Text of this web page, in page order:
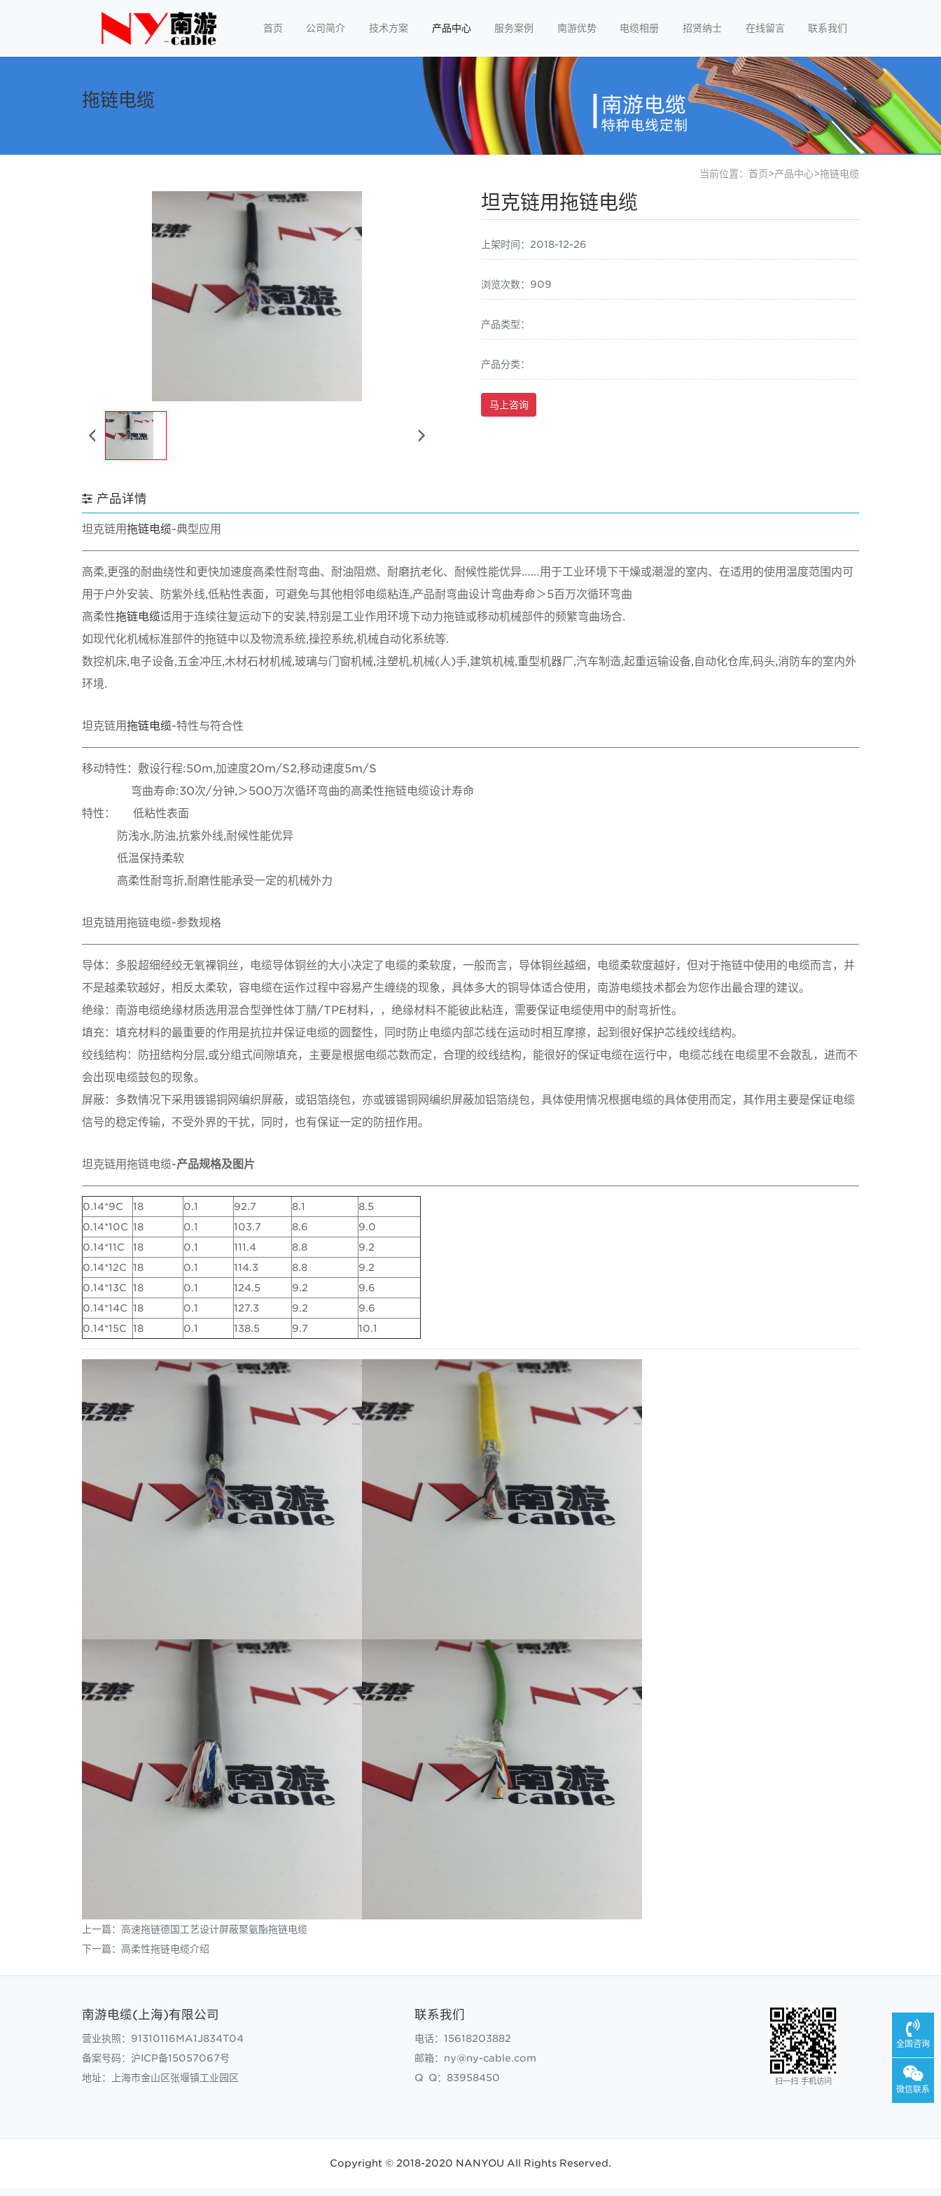
首页 公司简介 技术方案 产品中心 服务案例 南游优势 电缆相册 招贤纳士 在线留言 联系我们
拖链电缆
当前位置： 首页>产品中心>拖链电缆
坦克链用拖链电缆
上架时间：2018-12-26
浏览次数：909
产品类型：
产品分类：
马上咨询
产品详情
坦克链用拖链电缆-典型应用
高柔,更强的耐曲绕性和更快加速度高柔性耐弯曲、耐油阻燃、耐磨抗老化、耐候性能优异……用于工业环境下干燥或潮湿的室内、在适用的使用温度范围内可
用于户外安装、防紫外线,低粘性表面，可避免与其他相邻电缆粘连,产品耐弯曲设计弯曲寿命＞5百万次循环弯曲
高柔性拖链电缆适用于连续往复运动下的安装,特别是工业作用环境下动力拖链或移动机械部件的频繁弯曲场合.
如现代化机械标准部件的拖链中以及物流系统,操控系统,机械自动化系统等.
数控机床,电子设备,五金冲压,木材石材机械,玻璃与门窗机械,注塑机,机械(人)手,建筑机械,重型机器厂,汽车制造,起重运输设备,自动化仓库,码头,消防车的室内外
环境.
坦克链用拖链电缆-特性与符合性
移动特性：敷设行程:50m,加速度20m/S2,移动速度5m/S
弯曲寿命:30次/分钟,＞500万次循环弯曲的高柔性拖链电缆设计寿命
特性： 低粘性表面
防浅水,防油,抗紫外线,耐候性能优异
低温保持柔软
高柔性耐弯折,耐磨性能承受一定的机械外力
坦克链用拖链电缆-参数规格
导体：多股超细经绞无氧裸铜丝，电缆导体铜丝的大小决定了电缆的柔软度，一般而言，导体铜丝越细，电缆柔软度越好，但对于拖链中使用的电缆而言，并
不是越柔软越好，相反太柔软，容电缆在运作过程中容易产生缠绕的现象，具体多大的铜导体适合使用，南游电缆技术都会为您作出最合理的建议。
绝缘：南游电缆绝缘材质选用混合型弹性体丁腈/TPE材料，，绝缘材料不能彼此粘连，需要保证电缆使用中的耐弯折性。
填充：填充材料的最重要的作用是抗拉并保证电缆的圆整性，同时防止电缆内部芯线在运动时相互摩擦，起到很好保护芯线绞线结构。
绞线结构：防扭结构分层,或分组式间隙填充，主要是根据电缆芯数而定，合理的绞线结构，能很好的保证电缆在运行中，电缆芯线在电缆里不会散乱，进而不
会出现电缆鼓包的现象。
屏蔽：多数情况下采用镀锡铜网编织屏蔽，或铝箔绕包，亦或镀锡铜网编织屏蔽加铝箔绕包，具体使用情况根据电缆的具体使用而定，其作用主要是保证电缆
信号的稳定传输，不受外界的干扰，同时，也有保证一定的防扭作用。
坦克链用拖链电缆-产品规格及图片
0.14*9C 18 0.1 92.7 8.1
8.5
0.14*10C 18 0.1 103.7 8.6
9.0
0.14*11C
18 0.1 111.4 8.8
9.2
0.14*12C
18 0.1 114.3 8.8
9.2
0.14*13C
18 0.1 124.5 9.2
9.6
0.14*14C 18 0.1 127.3 9.2
9.6
0.14*15C
18 0.1 138.5 9.7 10.1
上一篇： 高速拖链德国工艺设计屏蔽聚氨酯拖链电缆
下一篇： 高柔性拖链电缆介绍
南游电缆(上海)有限公司
营业执照：91310116MA1J834T04
备案号码： 沪ICP备15057067号
地址：上海市金山区张堰镇工业园区
联系我们
电话：15618203882
邮箱：ny@ny-cable.com
Q Q：83958450
扫一扫 手机访问
Copyright © 2018-2020 NANYOU All Rights Reserved.
全国咨询
微信联系